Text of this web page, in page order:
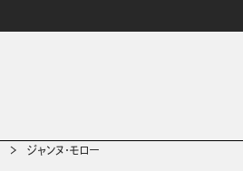
ジャンヌ・モロー